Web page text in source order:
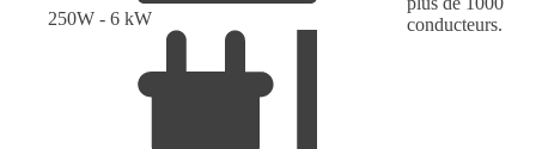
250W - 6 kW
conducteurs.